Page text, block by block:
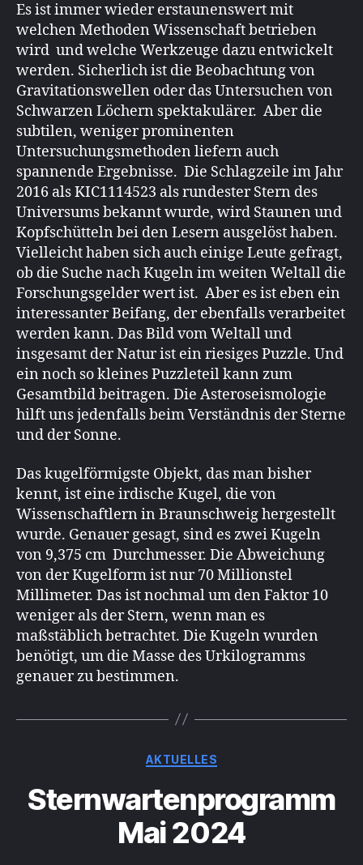
Es ist immer wieder erstaunenswert mit
welchen Methoden Wissenschaft betrieben
wird und welche Werkzeuge dazu entwickelt
werden. Sicherlich ist die Beobachtung von
Gravitationswellen oder das Untersuchen von
Schwarzen Löchern spektakulärer. Aber die
subtilen, weniger prominenten
Untersuchungsmethoden liefern auch
spannende Ergebnisse. Die Schlagzeile im Jahr
2016 als KIC1114523 als rundester Stern des
Universums bekannt wurde, wird Staunen und
Kopfschütteln bei den Lesern ausgelöst haben.
Vielleicht haben sich auch einige Leute gefragt,
ob die Suche nach Kugeln im weiten Weltall die
Forschungsgelder wert ist. Aber es ist eben ein
interessanter Beifang, der ebenfalls verarbeitet
werden kann. Das Bild vom Weltall und
insgesamt der Natur ist ein riesiges Puzzle. Und
ein noch so kleines Puzzleteil kann zum
Gesamtbild beitragen. Die Asteroseismologie
hilft uns jedenfalls beim Verständnis der Sterne
und der Sonne.
Das kugelförmigste Objekt, das man bisher
kennt, ist eine irdische Kugel, die von
Wissenschaftlern in Braunschweig hergestellt
wurde. Genauer gesagt, sind es zwei Kugeln
von 9,375 cm Durchmesser. Die Abweichung
von der Kugelform ist nur 70 Millionstel
Millimeter. Das ist nochmal um den Faktor 10
weniger als der Stern, wenn man es
maßstäblich betrachtet. Die Kugeln wurden
benötigt, um die Masse des Urkilogramms
genauer zu bestimmen.
Kategorien
AKTUELLES
Sternwartenprogramm
Mai 2024